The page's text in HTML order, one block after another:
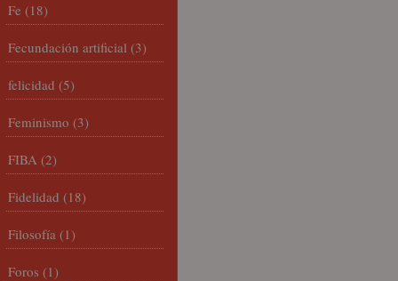
Fe (18)
Fecundación artificial (3)
felicidad (5)
Feminismo (3)
FIBA (2)
Fidelidad (18)
Filosofía (1)
Foros (1)